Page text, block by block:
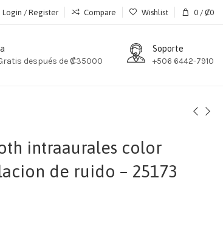
Login / Register Compare Wishlist 0 / ₡0
después de ₡35000
Soporte
+506 6442-7910
intraaurales color
de ruido – 25173